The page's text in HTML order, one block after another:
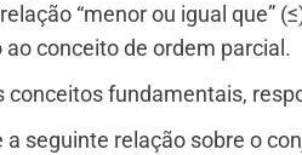
“menor ou igual que”
conceito de ordem parcial.
conceitos fundamentais,
a seguinte relação sobre o